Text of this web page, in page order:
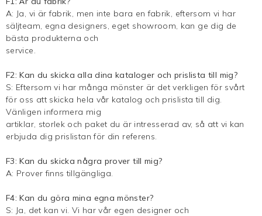
A: Ja, vi är fabrik, men inte bara en fabrik, eftersom vi har
säljteam, egna designers, eget showroom, kan ge dig de
bästa produkterna och
service.
F2: Kan du skicka alla dina kataloger och prislista till mig?
S: Eftersom vi har många mönster är det verkligen för svårt
för oss att skicka hela vår katalog och prislista till dig.
Vänligen informera mig
artiklar, storlek och paket du är intresserad av, så att vi kan
erbjuda dig prislistan för din referens.
F3: Kan du skicka några prover till mig?
A: Prover finns tillgängliga.
F4: Kan du göra mina egna mönster?
S: Ja, det kan vi. Vi har vår egen designer och